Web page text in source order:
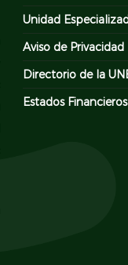
Unidad
Aviso de Privacidad
Directorio de la
Estados Financieros